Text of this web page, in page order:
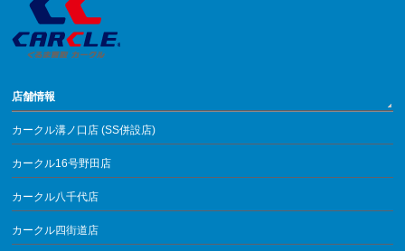
店舗情報
カークル溝ノ口店 (SS併設店)
カークル16号野田店
カークル八千代店
カークル四街道店